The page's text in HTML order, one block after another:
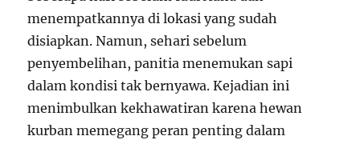
menempatkannya di lokasi yang sudah
disiapkan. Namun, sehari sebelum
penyembelihan, panitia menemukan sapi
dalam kondisi tak bernyawa. Kejadian ini
menimbulkan kekhawatiran karena hewan
kurban memegang peran penting dalam